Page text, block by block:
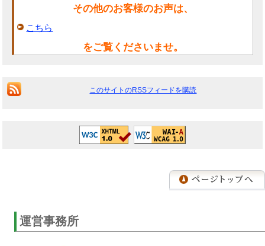
その他のお客様のお声は、
こちら
をご覧くださいませ。
このサイトのRSSフィードを購読
運営事務所